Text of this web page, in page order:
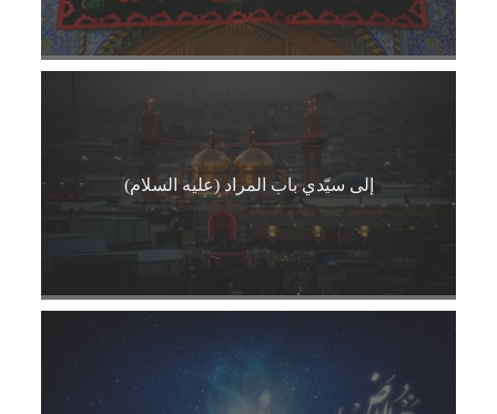
إلى سيّدي باب المراد (عليه السلام)